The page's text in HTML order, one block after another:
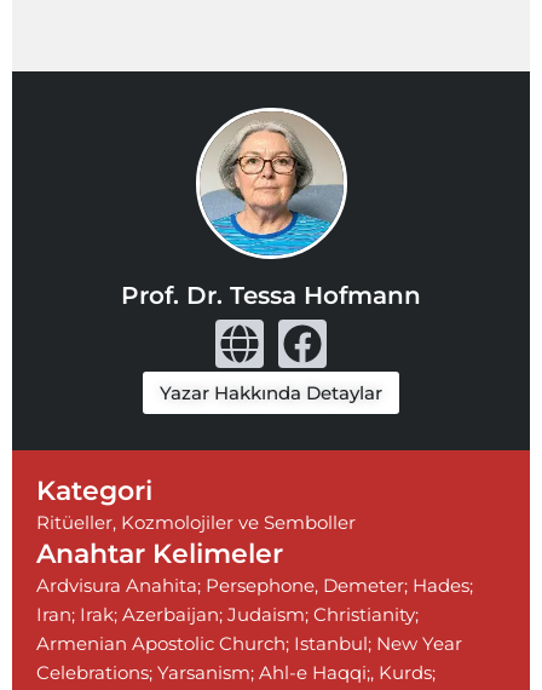
Prof. Dr. Tessa Hofmann
G
l
o
b
F
a
c
e
o
o
k
Yazar Hakkında Detaylar
Kategori
Ritüeller, Kozmolojiler ve Semboller
Anahtar Kelimeler
Ardvisura Anahita; Persephone, Demeter; Hades;
Iran; Irak; Azerbaijan; Judaism; Christianity;
Armenian Apostolic Church; Istanbul; New Year
Celebrations; Yarsanism; Ahl-e Haqqi;, Kurds;